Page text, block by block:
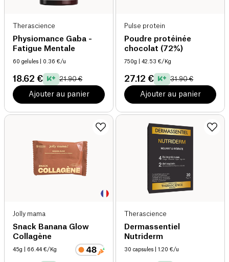
Therascience
Physiomance Gaba -
Fatigue Mentale
60 gelules | 0.36 €/u
18.62 € 21.90 €
Ajouter au panier
Pulse protein
Poudre protéinée
chocolat (72%)
750g | 42.53 €/Kg
27.12 € 31.90 €
Ajouter au panier
Jolly mama
Snack Banana Glow
Collagène
45g | 66.44 €/Kg
Therascience
Dermassentiel
Nutriderm
30 capsules | 1.20 €/u